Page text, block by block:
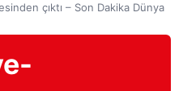
çıktı – Son Dakika Dünya